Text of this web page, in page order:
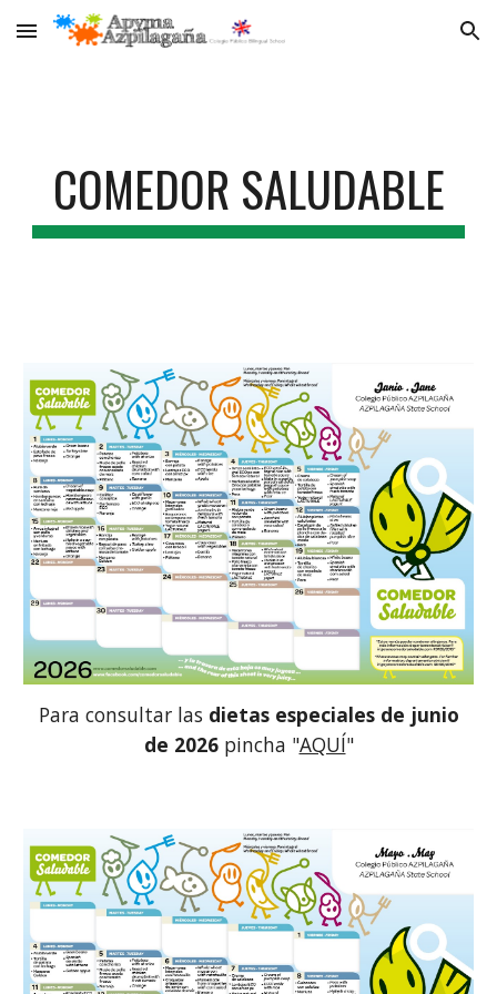
Skip to main content Skip to navigation
COMEDOR SALUDABLE
Para consultar las dietas especiales de junio
de 2026pincha "AQUÍ"